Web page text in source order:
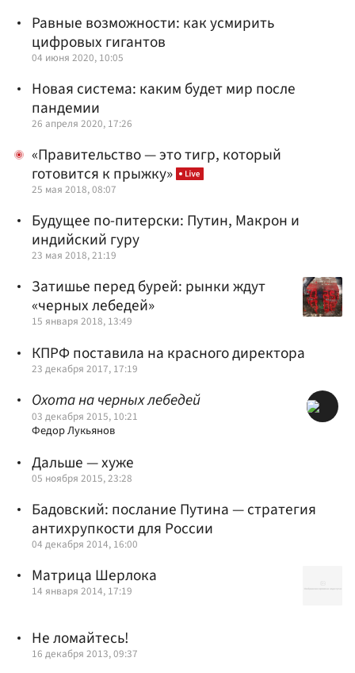
Равные возможности: как усмирить
цифровых гигантов
04 июня 2020, 10:05
Новая система: каким будет мир после
пандемии
26 апреля 2020, 17:26
«Правительство — это тигр, который
готовится к прыжку»
25 мая 2018, 08:07
Будущее по-питерски: Путин, Макрон и
индийский гуру
23 мая 2018, 21:19
Затишье перед бурей: рынки ждут
«черных лебедей»
15 января 2018, 13:49
КПРФ поставила на красного директора
23 декабря 2017, 17:19
Охота на черных лебедей
03 декабря 2015, 10:21
Федор Лукьянов
Дальше — хуже
05 ноября 2015, 23:28
Бадовский: послание Путина — стратегия
антихрупкости для России
04 декабря 2014, 16:00
Матрица Шерлока
14 января 2014, 17:19
Не ломайтесь!
16 декабря 2013, 09:37